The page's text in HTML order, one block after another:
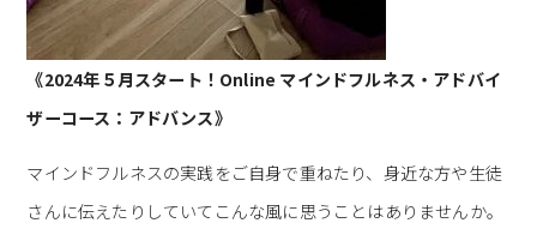
《2024年５月スタート！Online マインドフルネス・アドバイ
ザーコース：アドバンス》
マインドフルネスの実践をご自身で重ねたり、身近な方や生徒
さんに伝えたりしていてこんな風に思うことはありませんか。